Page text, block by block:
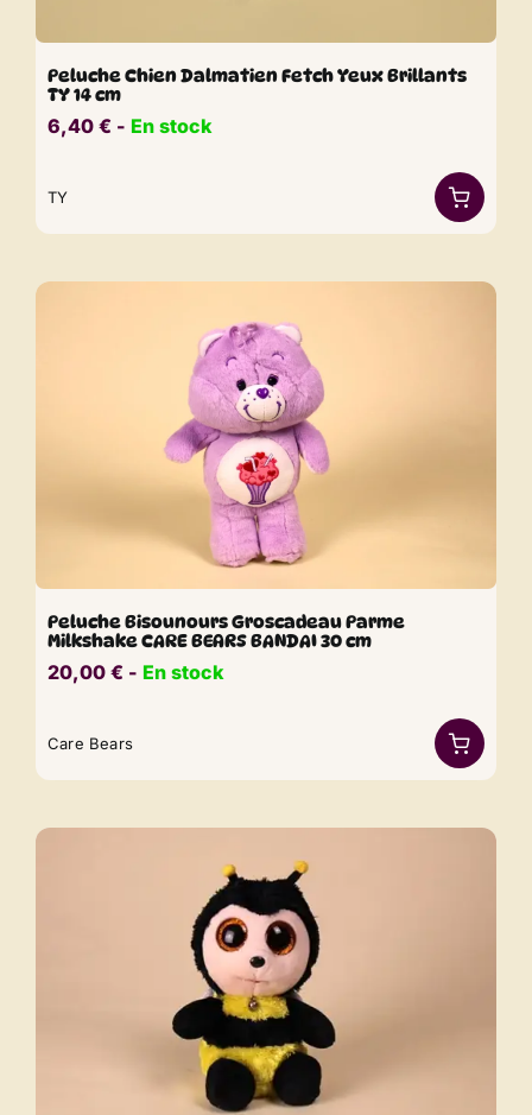
Peluche Chien Dalmatien Fetch Yeux Brillants
TY 14 cm
6,40 € ​​ - En stock
TY
Peluche Bisounours Groscadeau Parme
Milkshake CARE BEARS BANDAI 30 cm
20,00 € ​​ - En stock
Care Bears